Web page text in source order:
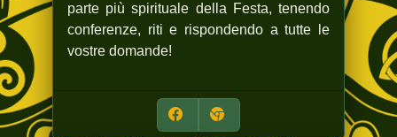
parte più spirituale della Festa, tenendo
conferenze, riti e rispondendo a tutte le
vostre domande!